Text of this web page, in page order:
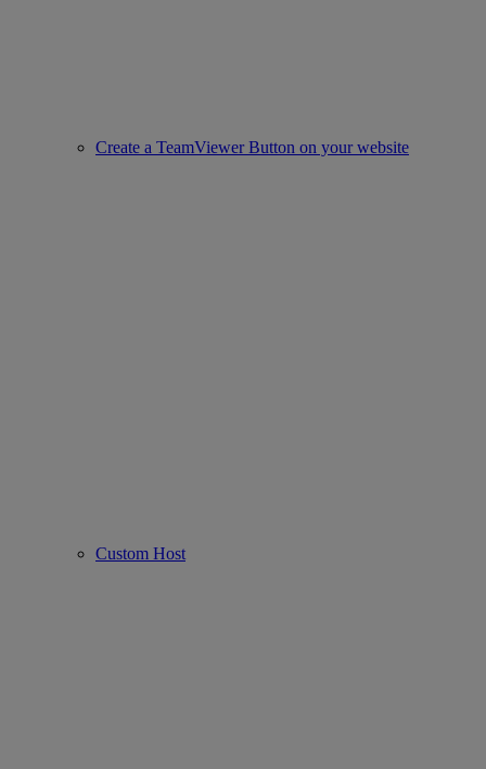
Create a TeamViewer Button on your website
Custom Host